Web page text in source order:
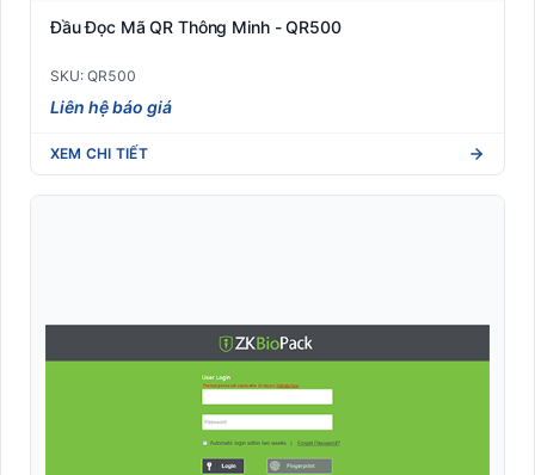
Đầu Đọc Mã QR Thông Minh - QR500
SKU: QR500
Liên hệ báo giá
XEM CHI TIẾT